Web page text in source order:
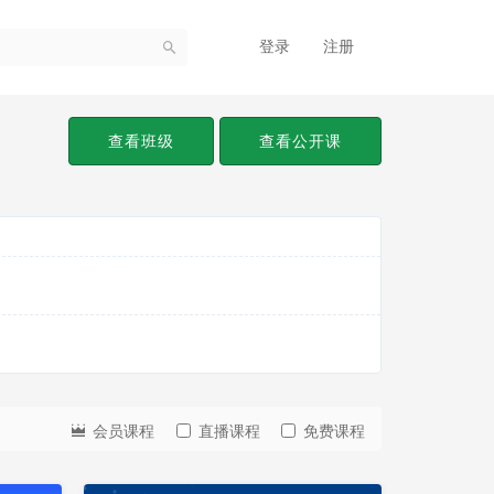
登录 注册
查看班级 查看公开课
会员课程 直播课程 免费课程